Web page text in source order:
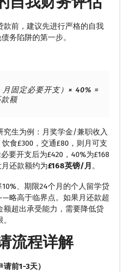
款前，建议先进行严格的自我
务陷阱的第一步。
月固定必要开支）× 40% =
额
究生为例：月奖学金/兼职收入
食£300，交通£80，则月可支
要开支后为£420，40%为£168
还款额约为£168英镑/月 。
、期限24个月的个人留学贷
略高于临界点。如果月还款超
额超出承受能力，需要降低贷
流程详解
前1-3天）